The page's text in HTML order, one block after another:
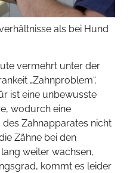
als bei Hund
vermehrt unter der
„Zahnproblem“.
ist eine unbewusste
wodurch eine
Zahnapparates nicht
Zähne bei den
weiter wachsen,
kommt es leider